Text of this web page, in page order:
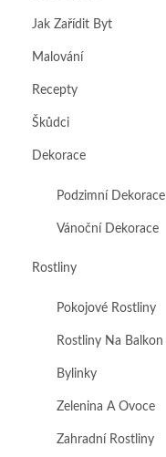
Jak Zařídit Byt
Malování
Recepty
Škůdci
Dekorace
Podzimní Dekorace
Vánoční Dekorace
Rostliny
Pokojové Rostliny
Rostliny Na Balkon
Bylinky
Zelenina A Ovoce
Zahradní Rostliny